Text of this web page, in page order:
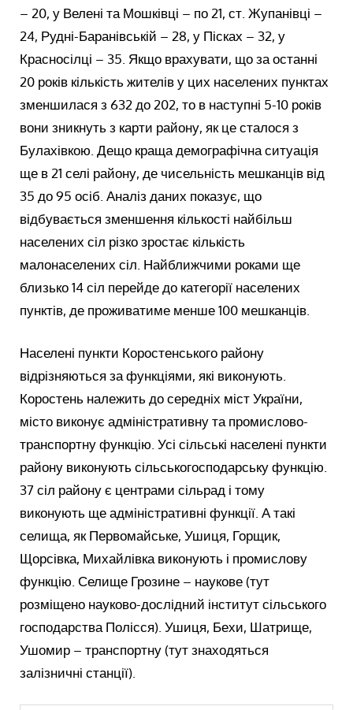
– 20, у Велені та Мошківці – по 21, ст. Жупанівці –
24, Рудні-Баранівській – 28, у Пісках – 32, у
Красносілці – 35. Якщо врахувати, що за останні
20 років кількість жителів у цих населених пунктах
зменшилася з 632 до 202, то в наступні 5-10 років
вони зникнуть з карти району, як це сталося з
Булахівкою. Дещо краща демографічна ситуація
ще в 21 селі району, де чисельність мешканців від
35 до 95 осіб. Аналіз даних показує, що
відбувається зменшення кількості найбільш
населених сіл різко зростає кількість
малонаселених сіл. Найближчими роками ще
близько 14 сіл перейде до категорії населених
пунктів, де проживатиме менше 100 мешканців.
Населені пункти Коростенського району
відрізняються за функціями, які виконують.
Коростень належить до середніх міст України,
місто виконує адміністративну та промислово-
транспортну функцію. Усі сільські населені пункти
району виконують сільськогосподарську функцію.
37 сіл району є центрами сільрад і тому
виконують ще адміністративні функції. А такі
селища, як Первомайське, Ушиця, Горщик,
Щорсівка, Михайлівка виконують і промислову
функцію. Селище Грозине – наукове (тут
розміщено науково-дослідний інститут сільського
господарства Полісся). Ушиця, Бехи, Шатрище,
Ушомир – транспортну (тут знаходяться
залізничні станції).